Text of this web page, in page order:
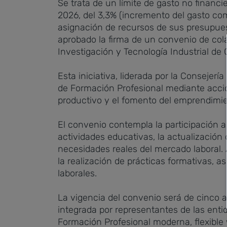
Se trata de un límite de gasto no
2026, del 3,3% (incremento del gasto
asignación de recursos de sus
aprobado la firma de un convenio de
Investigación y Tecnología Industrial de
Esta iniciativa, liderada por la
de Formación Profesional mediante
productivo y el fomento del
El convenio contempla la participación
actividades educativas, la actualización
necesidades reales del mercado
la realización de prácticas formativas,
laborales.
La vigencia del convenio será de cinco
integrada por representantes de las
Formación Profesional moderna,